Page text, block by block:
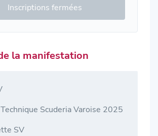
Inscriptions fermées
la manifestation
Scuderia Varoise 2025
SV